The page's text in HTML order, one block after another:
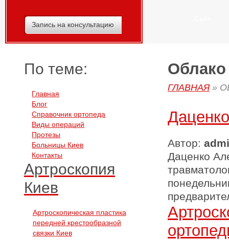
Запись на консультацию
По теме:
Главная
Блог
Справочник ортопеда
Виды операций
Протезы
Больницы Киев
Контакты
Артроскопия
Киев
Артроскопическая пластика
передней крестообразной
связки Киев
Облако
ГЛАВНАЯ»
Автор:
Даценко